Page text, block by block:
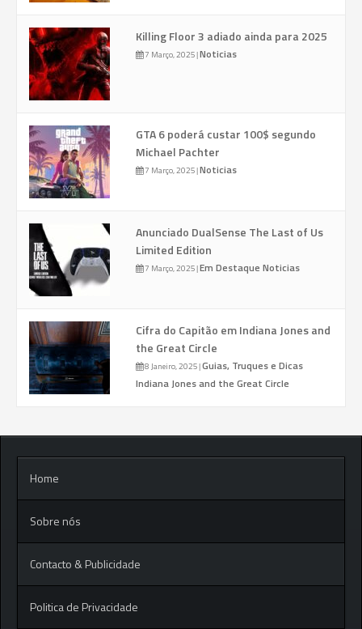
Killing Floor 3 adiado ainda para 2025
7 Março, 2025|Noticias
GTA 6 poderá custar 100$ segundo
Michael Pachter
7 Março, 2025|Noticias
Anunciado DualSense The Last of Us
Limited Edition
7 Março, 2025|Em Destaque Noticias
Cifra do Capitão em Indiana Jones and
the Great Circle
8 Janeiro, 2025|Guias, Truques e Dicas
Indiana Jones and the Great Circle
Home
Sobre nós
Contacto & Publicidade
Politica de Privacidade